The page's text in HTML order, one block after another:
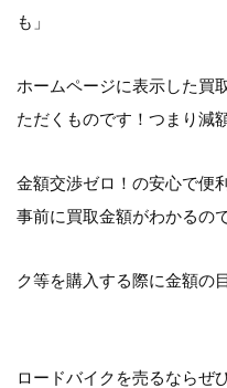
も」
ホームページに表示した買
ただくものです！つまり減
金額交渉ゼロ！の安心で便
事前に買取金額がわかるの
ク等を購入する際に金額の
ロードバイクを売るならぜ